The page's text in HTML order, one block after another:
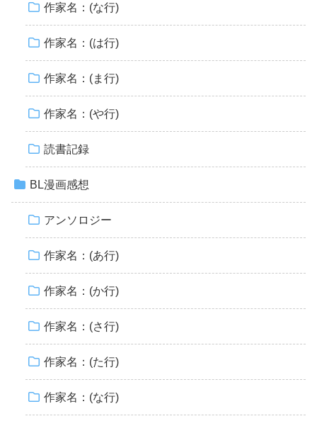
作家名：(な行)
作家名：(は行)
作家名：(ま行)
作家名：(や行)
読書記録
BL漫画感想
アンソロジー
作家名：(あ行)
作家名：(か行)
作家名：(さ行)
作家名：(た行)
作家名：(な行)